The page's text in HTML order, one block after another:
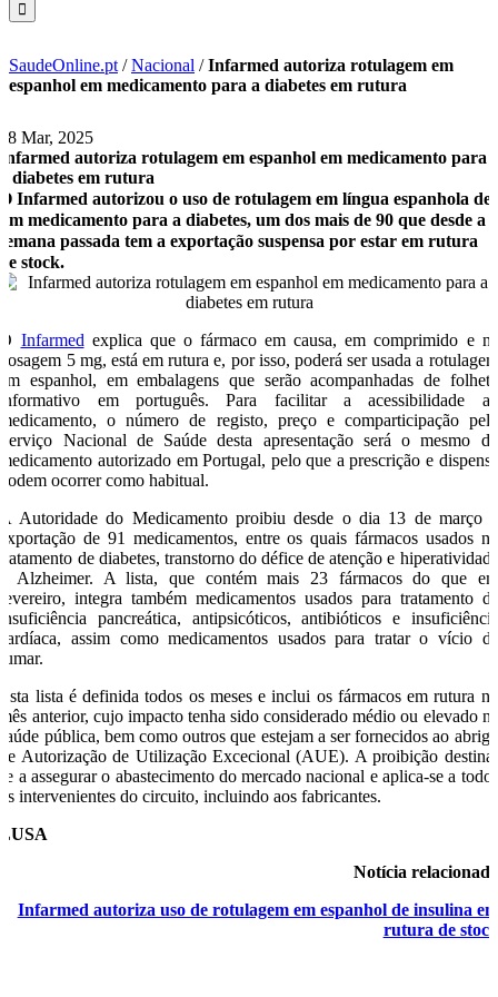
SaudeOnline.pt /Nacional /Infarmed autoriza rotulagem em
espanhol em medicamento para a diabetes em rutura
18 Mar, 2025
Infarmed autoriza rotulagem em espanhol em medicamento para
a diabetes em rutura
O Infarmed autorizou o uso de rotulagem em língua espanhola de
um medicamento para a diabetes, um dos mais de 90 que desde a
semana passada tem a exportação suspensa por estar em rutura
de stock.
O Infarmed explica que o fármaco em causa, em comprimido e na
dosagem 5 mg, está em rutura e, por isso, poderá ser usada a rotulagem
em espanhol, em embalagens que serão acompanhadas de folheto
informativo em português. Para facilitar a acessibilidade ao
medicamento, o número de registo, preço e comparticipação pelo
Serviço Nacional de Saúde desta apresentação será o mesmo do
medicamento autorizado em Portugal, pelo que a prescrição e dispensa
podem ocorrer como habitual.
A Autoridade do Medicamento proibiu desde o dia 13 de março a
exportação de 91 medicamentos, entre os quais fármacos usados no
tratamento de diabetes, transtorno do défice de atenção e hiperatividade
e Alzheimer. A lista, que contém mais 23 fármacos do que em
fevereiro, integra também medicamentos usados para tratamento de
insuficiência pancreática, antipsicóticos, antibióticos e insuficiência
cardíaca, assim como medicamentos usados para tratar o vício de
fumar.
Esta lista é definida todos os meses e inclui os fármacos em rutura no
mês anterior, cujo impacto tenha sido considerado médio ou elevado na
saúde pública, bem como outros que estejam a ser fornecidos ao abrigo
de Autorização de Utilização Excecional (AUE). A proibição destina-
se a assegurar o abastecimento do mercado nacional e aplica-se a todos
os intervenientes do circuito, incluindo aos fabricantes.
LUSA
Notícia relacionada
Infarmed autoriza uso de rotulagem em espanhol de insulina em
rutura de stock